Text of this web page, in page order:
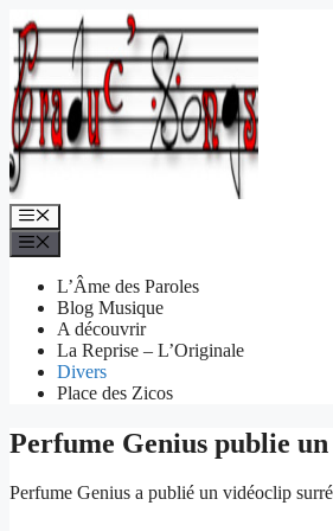
Aller
au
contenu
Menu
L’Âme des Paroles
Blog Musique
A découvrir
La Reprise – L’Originale
Divers
Place des Zicos
Perfume Genius publie
Perfume Genius a publié un vidéoclip